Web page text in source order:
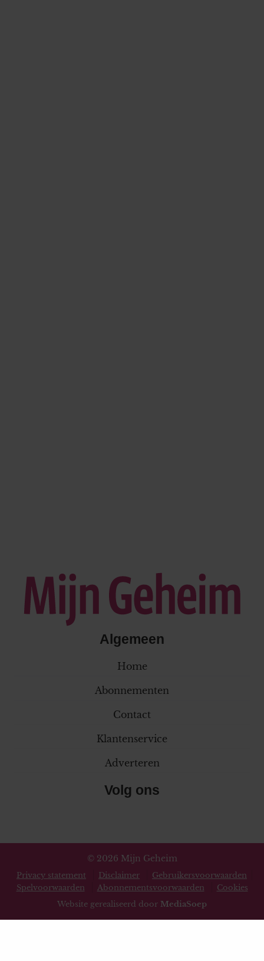
Algemeen
Home
Abonnementen
Contact
Klantenservice
Adverteren
Volg ons
© 2026 Mijn Geheim
Privacy statement Disclaimer
Gebruikersvoorwaarden
Spelvoorwaarden
Abonnementsvoorwaarden
Cookies
Website gerealiseerd door MediaSoep